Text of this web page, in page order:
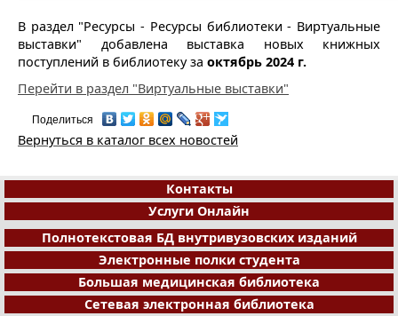
В раздел "Ресурсы - Ресурсы библиотеки - Виртуальные
выставки" добавлена выставка новых книжных
поступлений в библиотеку за октябрь 2024 г.
Перейти в раздел "Виртуальные выставки"
Поделиться
Вернуться в каталог всех новостей
Контакты
Услуги Онлайн
Полнотекстовая БД внутривузовских изданий
Электронные полки студента
Большая медицинская библиотека
Сетевая электронная библиотека